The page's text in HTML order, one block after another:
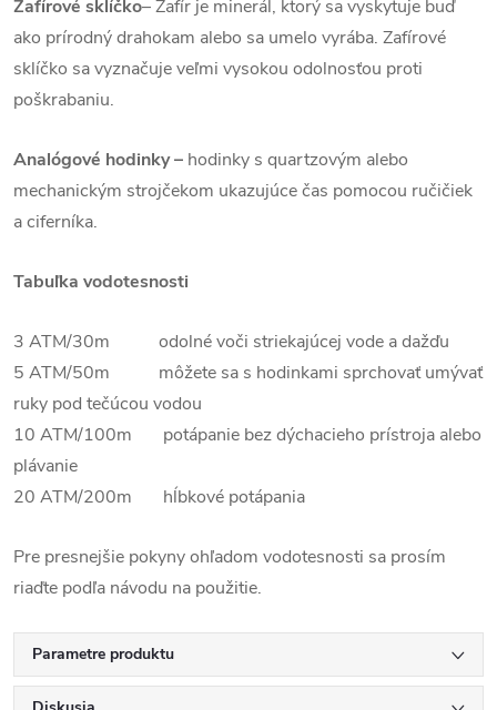
Zafírové sklíčko– Zafír je minerál, ktorý sa vyskytuje buď
ako prírodný drahokam alebo sa umelo vyrába. Zafírové
sklíčko sa vyznačuje veľmi vysokou odolnosťou proti
poškrabaniu.
Analógové hodinky – hodinky s quartzovým alebo
mechanickým strojčekom ukazujúce čas pomocou ručičiek
a ciferníka.
Tabuľka vodotesnosti
3 ATM/30m odolné voči striekajúcej vode a dažďu
5 ATM/50m môžete sa s hodinkami sprchovať umývať
ruky pod tečúcou vodou
10 ATM/100m potápanie bez dýchacieho prístroja alebo
plávanie
20 ATM/200m hĺbkové potápania
Pre presnejšie pokyny ohľadom vodotesnosti sa prosím
riaďte podľa návodu na použitie.
Parametre produktu